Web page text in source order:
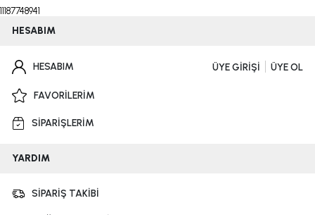
11187748941
HESABIM
HESABIM ÜYE GİRİŞİ ÜYE OL
FAVORİLERİM
SİPARİŞLERİM
YARDIM
SİPARİŞ TAKİBİ